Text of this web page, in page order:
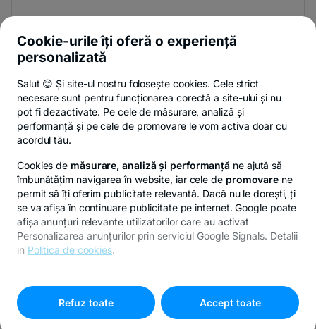
Poți renunța oricând,vezi detalii-
opens
in
a
.
Privacy Hub - opens in a new tab
Politica de confidențialitate- opens in a new
Politica de cookies
© Copyright 2026 Banca Transilvania. Toate drepturile
rezervate.
-
opens
Cookie-urile îți oferă o experiență
personalizată
Salut 😊 Și site-ul nostru folosește cookies. Cele strict
necesare sunt pentru funcționarea corectă a site-ului și nu
pot fi dezactivate. Pe cele de măsurare, analiză și
performanță și pe cele de promovare le vom activa doar cu
acordul tău.
Cookies de măsurare, analiză și performanță ne ajută să
îmbunătățim navigarea în website, iar cele de promovare ne
permit să îți oferim publicitate relevantă. Dacă nu le dorești, ți
se va afișa în continuare publicitate pe internet. Google poate
afișa anunțuri relevante utilizatorilor care au activat
Personalizarea anunțurilor prin serviciul Google Signals. Detalii
in Politica de cookies.
cookies"
Refuz toate
Accept toate